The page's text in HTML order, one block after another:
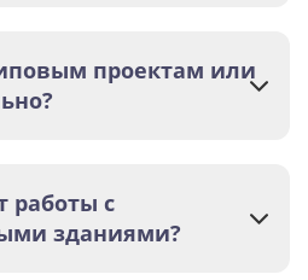
проектам или
работы с
зданиями?